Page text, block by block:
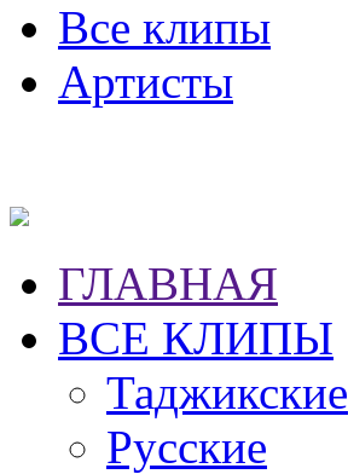
Все клипы
Артисты
ГЛАВНАЯ
ВСЕ КЛИПЫ
Таджикские
Русские